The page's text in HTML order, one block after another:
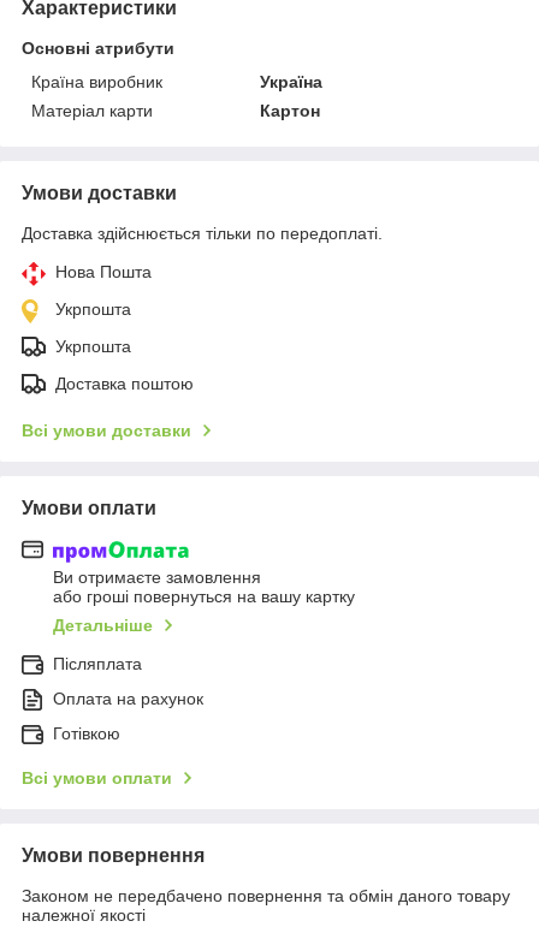
Характеристики
Основні атрибути
Країна виробник
Україна
Матеріал карти
Картон
Умови доставки
Доставка здійснюється тільки по передоплаті.
Нова Пошта
Укрпошта
Укрпошта
Доставка поштою
Всі умови доставки
Умови оплати
Ви отримаєте замовлення
або гроші повернуться на вашу картку
Детальніше
Післяплата
Оплата на рахунок
Готівкою
Всі умови оплати
Умови повернення
Законом не передбачено повернення та обмін даного товару
належної якості